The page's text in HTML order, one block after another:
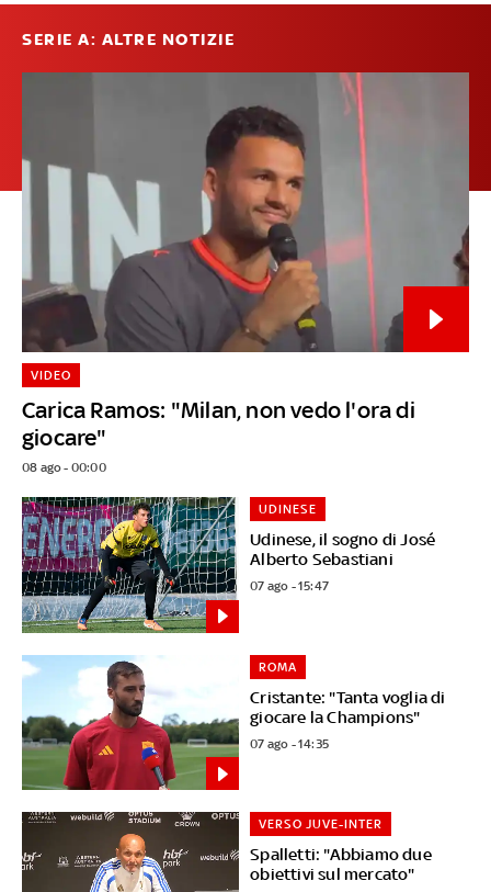
SERIE A: ALTRE NOTIZIE
Carica Ramos: "Milan, non vedo l'ora di
giocare"
VIDEO
08 ago - 00:00
Udinese, il sogno di José
Alberto Sebastiani
UDINESE
07 ago - 15:47
Cristante: "Tanta voglia di
giocare la Champions"
ROMA
07 ago - 14:35
Spalletti: "Abbiamo due
obiettivi sul mercato"
VERSO JUVE-INTER